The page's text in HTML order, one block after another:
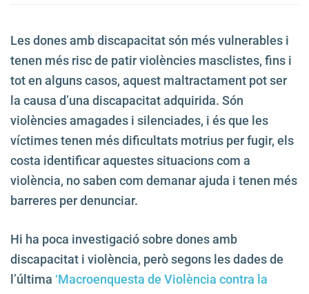
Les dones amb discapacitat són més vulnerables i
tenen més risc de patir violències masclistes, fins i
tot en alguns casos, aquest maltractament pot ser
la causa d’una discapacitat adquirida. Són
violències amagades i silenciades, i és que les
víctimes tenen més dificultats motrius per fugir, els
costa identificar aquestes situacions com a
violència, no saben com demanar ajuda i tenen més
barreres per denunciar.
Hi ha poca investigació sobre dones amb
discapacitat i violència, però segons les dades de
l’última ‘Macroenquesta de Violència contra la